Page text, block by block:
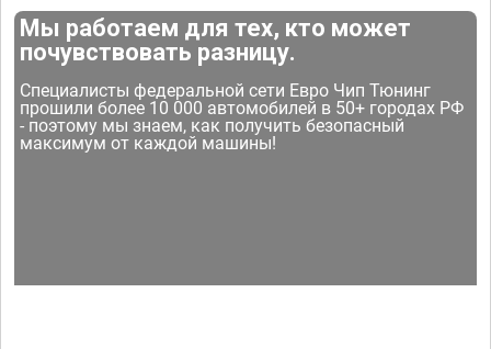
Мы работаем для тех, кто может
почувствовать разницу.
Специалисты федеральной сети Евро Чип Тюнинг
прошили более 10 000 автомобилей в 50+ городах РФ
- поэтому мы знаем, как получить безопасный
максимум от каждой машины!